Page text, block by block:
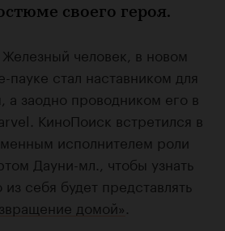
своего героя.
человек, в новом
стал наставником для
а заодно проводником его в
КиноПоиск встретился в
исполнителем роли
Дауни-мл., чтобы узнать
себя будет представлять
домой»